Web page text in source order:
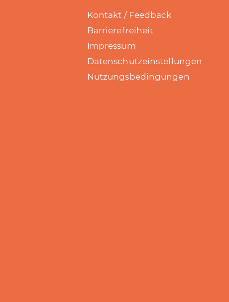
Kontakt / Feedback
Barrierefreiheit
Impressum
Datenschutzeinstellungen
Nutzungsbedingungen